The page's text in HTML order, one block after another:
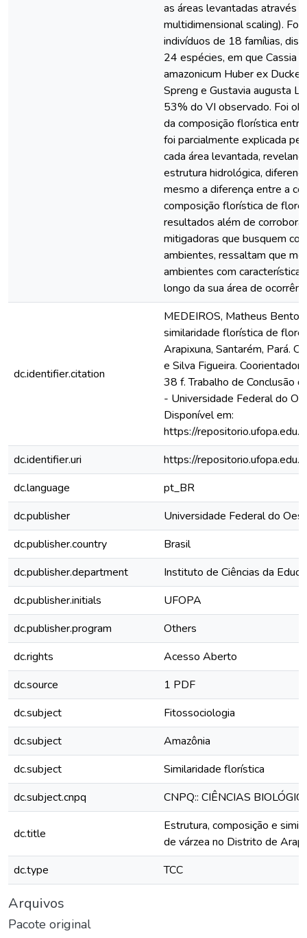
as áreas levantadas através
multidimensional scaling).
indivíduos de 18 famílias,
24 espécies, em que Cassia
amazonicum Huber ex
Spreng e Gustavia augusta
53% do VI observado. Foi
da composição florística
foi parcialmente explicada
cada área levantada,
estrutura hidrológica,
mesmo a diferença entre a
composição florística de
resultados além de
mitigadoras que busquem
ambientes, ressaltam que
ambientes com
longo da sua área de
dc.identifier.citation
MEDEIROS, Matheus Bento.
similaridade florística de
Arapixuna, Santarém, Pará.
e Silva Figueira.
38 f. Trabalho de Conclusão
- Universidade Federal do
Disponível em:
https://
dc.identifier.uri
https://
dc.language
pt_BR
dc.publisher
Universidade Federal do
dc.publisher.country
Brasil
dc.publisher.department
Instituto de Ciências da
dc.publisher.initials
UFOPA
dc.publisher.program
Others
dc.rights
Acesso Aberto
dc.source
1 PDF
dc.subject
Fitossociologia
dc.subject
Amazônia
dc.subject
Similaridade florística
dc.subject.cnpq
CNPQ:: CIÊNCIAS
dc.title
Estrutura, composição e
de várzea no Distrito de
dc.type
TCC
Arquivos
Pacote original